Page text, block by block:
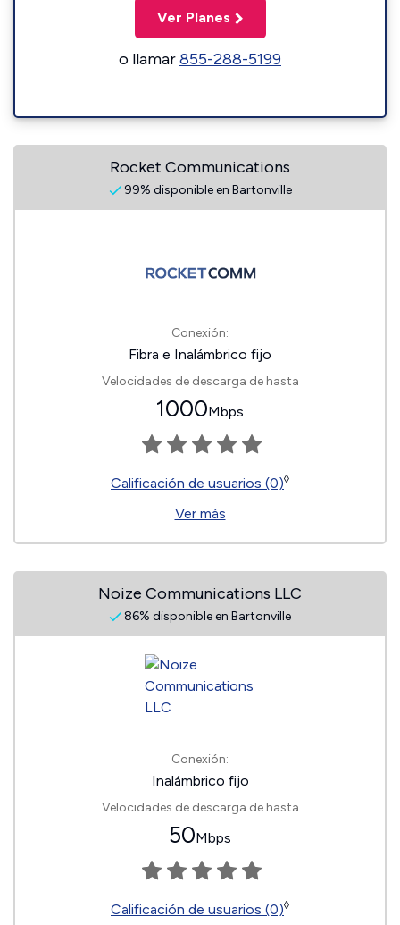
Ver Planes
o llamar855-288-5199
Rocket Communications
99% disponible en Bartonville
Conexión:
Fibra e Inalámbrico fijo
Velocidades de descarga de hasta
1000Mbps
Calificación de usuarios (0)◊
Ver más
Noize Communications LLC
86% disponible en Bartonville
Conexión:
Inalámbrico fijo
Velocidades de descarga de hasta
50Mbps
Calificación de usuarios (0)◊